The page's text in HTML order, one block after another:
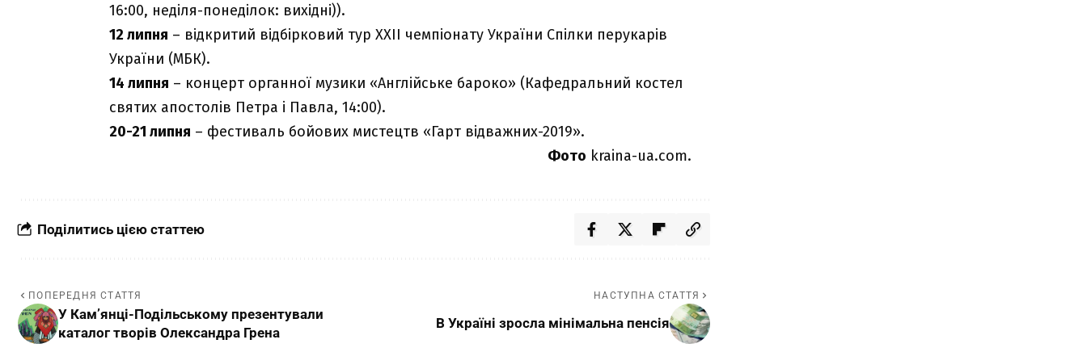
16:00, неділя-понеділок: вихідні)).
12 липня – відкритий відбірковий тур ХХІІ чемпіонату України Спілки перукарів
України (МБК).
14 липня – концерт органної музики «Англійське бароко» (Кафедральний костел
святих апостолів Петра і Павла, 14:00).
20-21 липня – фестиваль бойових мистецтв «Гарт відважних-2019».
Фото kraina-ua.com.
Поділитись цією статтею
ПОПЕРЕДНЯ СТАТТЯ
У Кам’янці-Подільському презентували
каталог творів Олександра Грена
НАСТУПНА СТАТТЯ
В Україні зросла мінімальна пенсія